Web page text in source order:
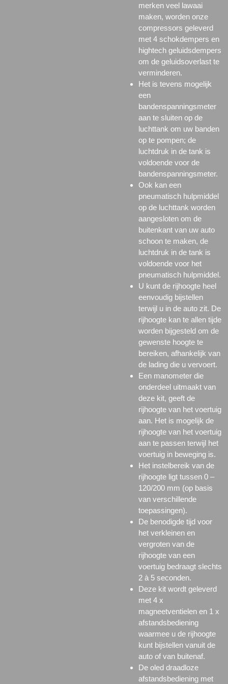
merken veel lawaai
maken, worden onze
compressors geleverd
met 4 schokdempers en
hightech geluidsdempers
om de geluidsoverlast te
verminderen.
Het is tevens mogelijk
een
bandenspanningsmeter
aan te sluiten op de
luchttank om uw banden
op te pompen; de
luchtdruk in de tank is
voldoende voor de
bandenspanningsmeter.
Ook kan een
pneumatisch hulpmiddel
op de luchttank worden
aangesloten om de
buitenkant van uw auto
schoon te maken, de
luchtdruk in de tank is
voldoende voor het
pneumatisch hulpmiddel.
U kunt de rijhoogte heel
eenvoudig bijstellen
terwijl u in de auto zit. De
rijhoogte kan te allen tijde
worden bijgesteld om de
gewenste hoogte te
bereiken, afhankelijk van
de lading die u vervoert.
Een manometer die
onderdeel uitmaakt van
deze kit, geeft de
rijhoogte van het voertuig
aan. Het is mogelijk de
rijhoogte van het voertuig
aan te passen terwijl het
voertuig in beweging is.
Het instelbereik van de
rijhoogte ligt tussen 0 –
120/200 mm (op basis
van verschillende
toepassingen).
De benodigde tijd voor
het verkleinen en
vergroten van de
rijhoogte van een
voertuig bedraagt slechts
2 à 5 seconden.
Deze kit wordt geleverd
met 4 x
magneetventielen en 1 x
afstandsbediening
waarmee u de rijhoogte
kunt bijstellen vanuit de
auto of van buitenaf.
De oled draadloze
afstandsbediening met